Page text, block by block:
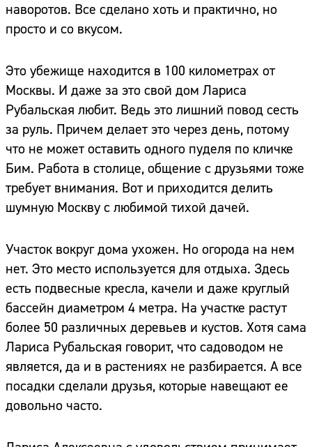
наворотов. Все сделано хоть и практично, но
просто и со вкусом.
Это убежище находится в 100 километрах от
Москвы. И даже за это свой дом Лариса
Рубальская любит. Ведь это лишний повод сесть
за руль. Причем делает это через день, потому
что не может оставить одного пуделя по кличке
Бим. Работа в столице, общение с друзьями тоже
требует внимания. Вот и приходится делить
шумную Москву с любимой тихой дачей.
Участок вокруг дома ухожен. Но огорода на нем
нет. Это место используется для отдыха. Здесь
есть подвесные кресла, качели и даже круглый
бассейн диаметром 4 метра. На участке растут
более 50 различных деревьев и кустов. Хотя сама
Лариса Рубальская говорит, что садоводом не
является, да и в растениях не разбирается. А все
посадки сделали друзья, которые навещают ее
довольно часто.